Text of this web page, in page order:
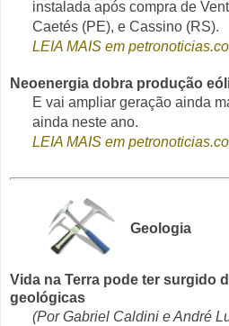
instalada após compra de
Caetés (PE), e Cassino (RS).
LEIA MAIS em
Neoenergia dobra produção
E vai ampliar geração ainda
ainda neste ano.
LEIA MAIS em
Geologia
Vida na Terra pode ter surgido
geológicas
(Por Gabriel Caldini e André